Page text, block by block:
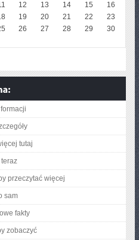
12 13 14 15
16
19 20 21 22
23
26 27 28 29 30
tutaj
przeczytać więcej
sam
fakty
zobaczyć